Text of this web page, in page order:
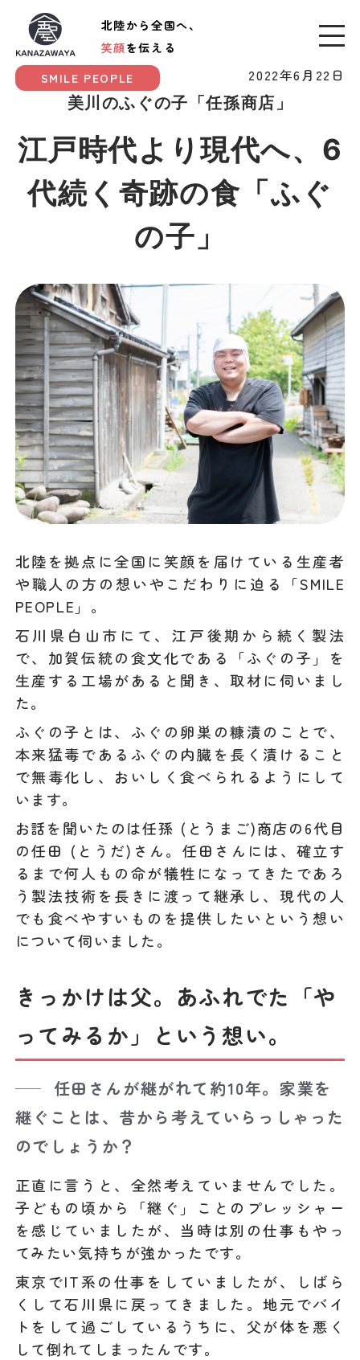
北陸から全国へ、
笑顔を伝える
SMILE PEOPLE
2022年6月22日
美川のふぐの子「任孫商店」
江戸時代より現代へ、6
代続く奇跡の食「ふぐ
の子」
北陸を拠点に全国に笑顔を届けている生産者
や職人の方の想いやこだわりに迫る「SMILE
PEOPLE」。
石川県白山市にて、江戸後期から続く製法
で、加賀伝統の食文化である「ふぐの子」を
生産する工場があると聞き、取材に伺いまし
た。
ふぐの子とは、ふぐの卵巣の糠漬のことで、
本来猛毒であるふぐの内臓を長く漬けること
で無毒化し、おいしく食べられるようにして
います。
お話を聞いたのは任孫 (とうまご)商店の6代目
の任田 (とうだ)さん。任田さんには、確立す
るまで何人もの命が犠牲になってきたであろ
う製法技術を長きに渡って継承し、現代の人
でも食べやすいものを提供したいという想い
について伺いました。
きっかけは父。あふれでた「や
ってみるか」という想い。
任田さんが継がれて約10年。家業を
継ぐことは、昔から考えていらっしゃった
のでしょうか？
正直に言うと、全然考えていませんでした。
子どもの頃から「継ぐ」ことのプレッシャー
を感じていましたが、当時は別の仕事もやっ
てみたい気持ちが強かったです。
東京でIT系の仕事をしていましたが、しばら
くして石川県に戻ってきました。地元でバイ
トをして過ごしているうちに、父が体を悪く
して倒れてしまったんです。